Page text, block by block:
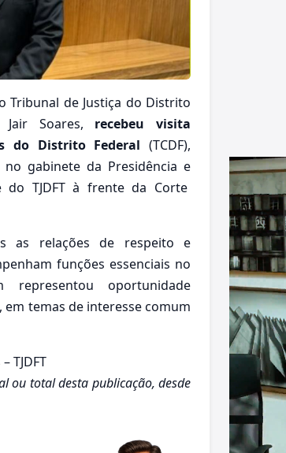
Tribunal de Justiça do Distrito
Jair Soares, recebeu visita
do Distrito Federal (TCDF),
gabinete da Presidência e
do TJDFT à frente da Corte
as relações de respeito e
funções essenciais no
oportunidade
, em temas de interesse comum
TJDFT
ou total desta publicação, desde